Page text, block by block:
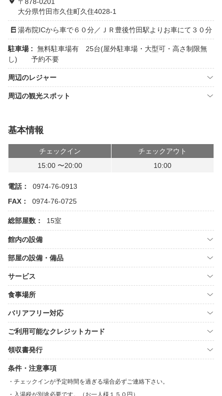
大分県竹田市久住町久住4028-1
湯布院ICから車で６０分／ＪＲ豊後竹田駅よりお車にて３０分
駐車場 : 無料駐車場有 25台(屋外駐車場・大型可・高さ制限無
し) 予約不要
周辺のレジャー
周辺の観光スポット
基本情報
チェックイン
チェックアウト
15:00 〜20:00
10:00
電話：
0974-76-0913
FAX：
0974-76-0725
総部屋数： 15室
館内の設備
部屋の設備・備品
サービス
食事場所
バリアフリー対応
ご利用可能なクレジットカード
領収書発行
条件・注意事項
チェックインが予定時間を過ぎる場合必ずご連絡下さい。
入湯税が別途必要です。（お一人様１５０円）